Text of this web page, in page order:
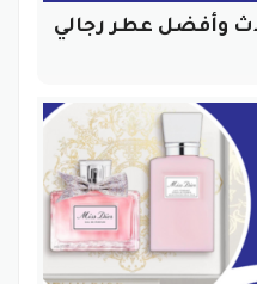
وأفضل عطر رجالي